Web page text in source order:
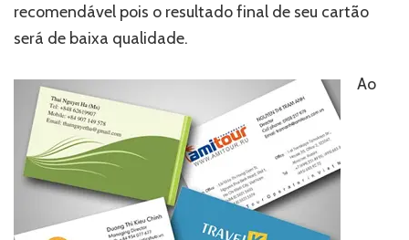
recomendável pois o resultado final de seu cartão
será de baixa qualidade.
Ao